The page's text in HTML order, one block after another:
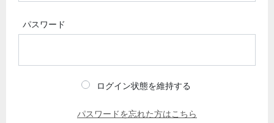
パスワード
ログイン状態を維持する
パスワードを忘れた方はこちら